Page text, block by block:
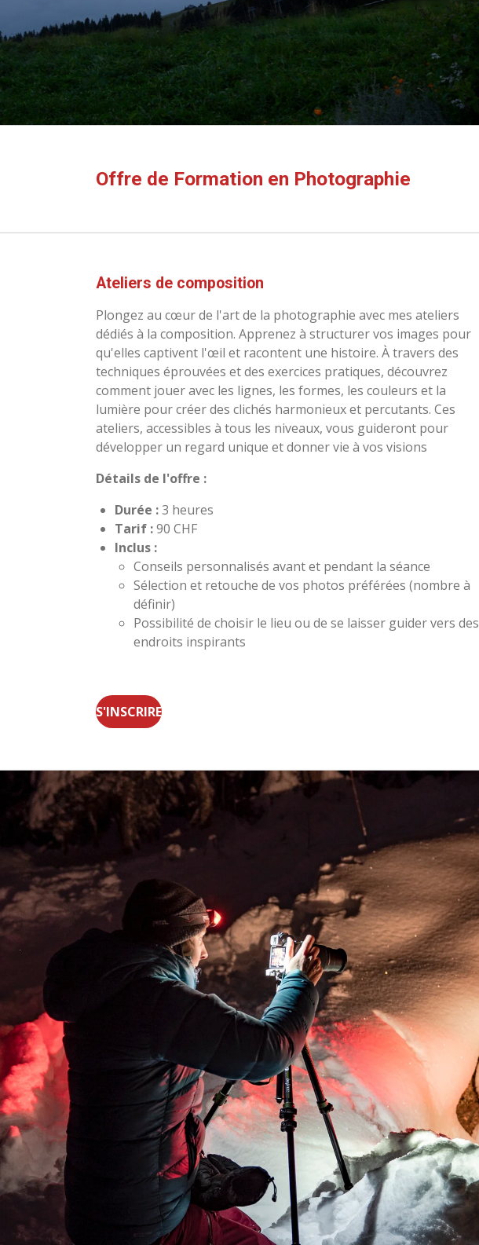
Offre de Formation en Photographie
Ateliers de composition
Plongez au cœur de l'art de la photographie avec mes ateliers
dédiés à la composition. Apprenez à structurer vos images pour
qu'elles captivent l'œil et racontent une histoire. À travers des
techniques éprouvées et des exercices pratiques, découvrez
comment jouer avec les lignes, les formes, les couleurs et la
lumière pour créer des clichés harmonieux et percutants. Ces
ateliers, accessibles à tous les niveaux, vous guideront pour
développer un regard unique et donner vie à vos visions
Détails de l'offre :
Durée :3 heures
Tarif :90 CHF
Inclus :
Conseils personnalisés avant et pendant la séance
Sélection et retouche de vos photos préférées (nombre à
définir)
Possibilité de choisir le lieu ou de se laisser guider vers des
endroits inspirants
S'INSCRIRE